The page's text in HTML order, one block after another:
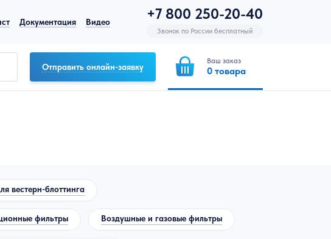
Документация Видео +7 800 250-20-40
Звонок по России бесплатный
Отправить онлайн-заявку
Ваш заказ
0 товара
вестерн-блоттинга
фильтры Воздушные и газовые фильтры